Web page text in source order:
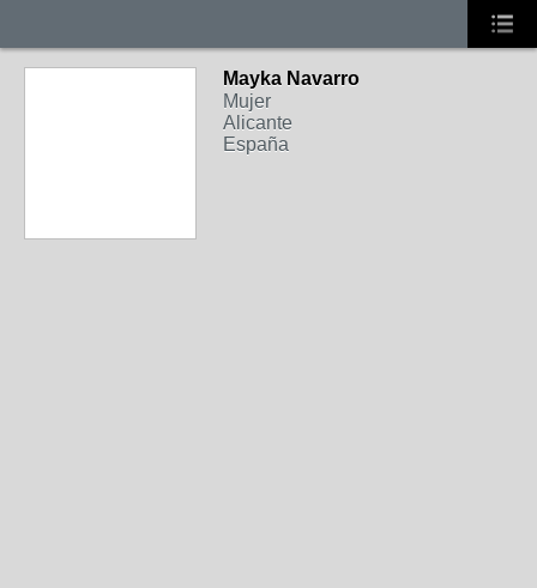
Mayka Navarro
Mujer
Alicante
España